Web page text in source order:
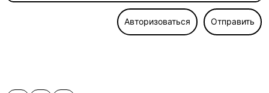
Авторизоваться Отправить